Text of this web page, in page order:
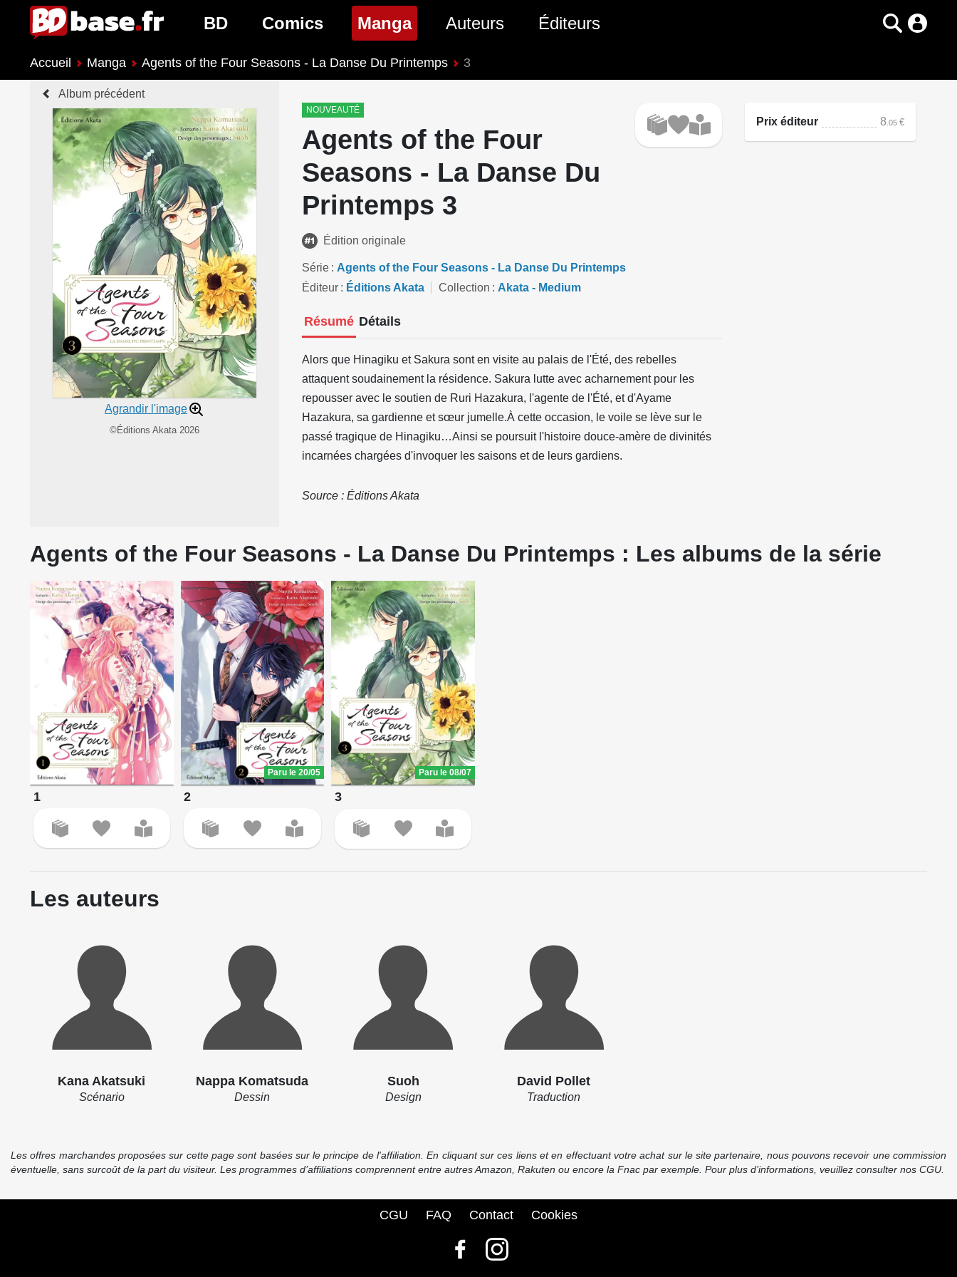
BD
Nouveautés BD
Prochaines sorties BD
Genres BD
Comics
Nouveautés Comics
Prochaines sorties Comics
Genres Comics
Manga(page courante)
Nouveautés Manga
Prochaines sorties Manga
Genres Manga
Auteurs Éditeurs
Accueil Manga Agents of the Four Seasons - La Danse Du Printemps 3
Album précédent
Agrandir l'image
©Éditions Akata 2026
NOUVEAUTÉ
Agents of the Four
Seasons - La Danse Du
Printemps 3
Édition originale
Série
Agents of the Four Seasons - La Danse Du Printemps
Éditeur
Éditions Akata Collection Akata - Medium
Résumé Détails
Alors que Hinagiku et Sakura sont en visite au palais de l'Été, des rebelles
attaquent soudainement la résidence. Sakura lutte avec acharnement pour les
repousser avec le soutien de Ruri Hazakura, l'agente de l'Été, et d'Ayame
Hazakura, sa gardienne et sœur jumelle.À cette occasion, le voile se lève sur le
passé tragique de Hinagiku…Ainsi se poursuit l'histoire douce-amère de divinités
incarnées chargées d'invoquer les saisons et de leurs gardiens.
Source : Éditions Akata
Prix éditeur 8 .05 €
Agents of the Four Seasons - La Danse Du Printemps : Les albums de la série
1
Paru le 20/05
2
Paru le 08/07
3
Les auteurs
Kana Akatsuki
Scénario
Nappa Komatsuda
Dessin
Suoh
Design
David Pollet
Traduction
Les offres marchandes proposées sur cette page sont basées sur le principe de l'affiliation. En cliquant sur ces liens et en effectuant votre achat sur le site partenaire, nous pouvons recevoir une commission
éventuelle, sans surcoût de la part du visiteur. Les programmes d’affiliations comprennent entre autres Amazon, Rakuten ou encore la Fnac par exemple. Pour plus d’informations, veuillez consulter nos CGU.
CGU FAQ Contact Cookies